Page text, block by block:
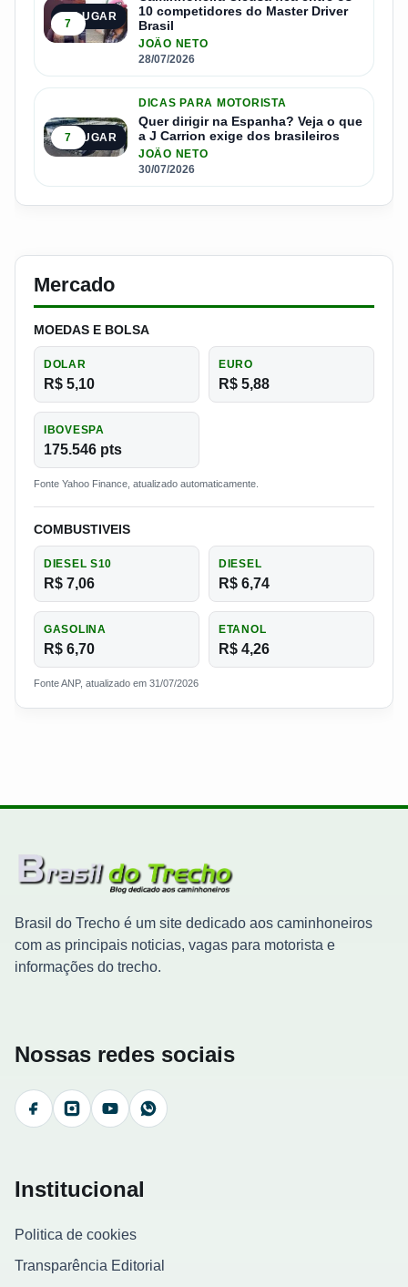
4º LUGAR
7
10 competidores do Master Driver
Brasil
JOÃO NETO
28/07/2026
5º LUGAR
7
DICAS PARA MOTORISTA
Quer dirigir na Espanha? Veja o que
a J Carrion exige dos brasileiros
JOÃO NETO
30/07/2026
Mercado
MOEDAS E BOLSA
DOLAR
R$ 5,10
EURO
R$ 5,88
IBOVESPA
175.546 pts
Fonte Yahoo Finance, atualizado automaticamente.
COMBUSTIVEIS
DIESEL S10
R$ 7,06
DIESEL
R$ 6,74
GASOLINA
R$ 6,70
ETANOL
R$ 4,26
Fonte ANP, atualizado em 31/07/2026
Brasil do Trecho é um site dedicado aos caminhoneiros
com as principais noticias, vagas para motorista e
informações do trecho.
Nossas redes sociais
FacebookInstagramYouTubeWhatsApp
Institucional
Politica de cookies
Transparência Editorial